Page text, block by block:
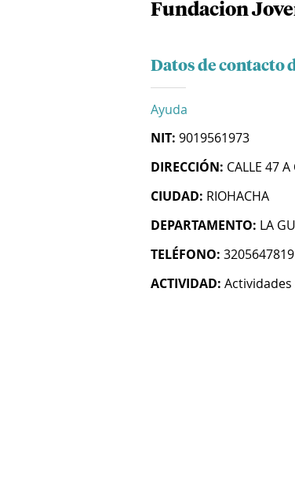
Fundacion
Datos de contacto
Ayuda
NIT: 9019561973
DIRECCIÓN: CALLE 47 A
CIUDAD: RIOHACHA
DEPARTAMENTO: LA
TELÉFONO: 3205647819
ACTIVIDAD: